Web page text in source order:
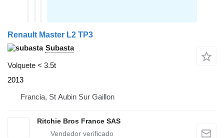
Renault Master L2 TP3
Subasta
Volquete < 3.5t
2013
Francia, St Aubin Sur Gaillon
Ritchie Bros France SAS